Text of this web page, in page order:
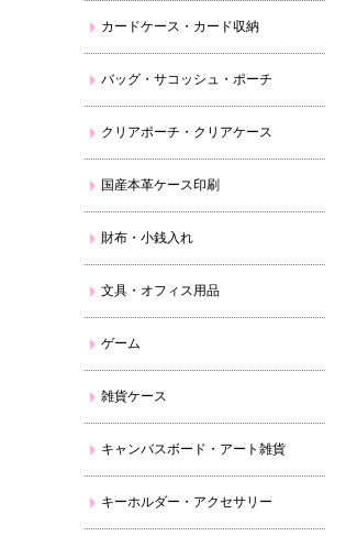
カードケース・カード収納
バッグ・サコッシュ・ポーチ
クリアポーチ・クリアケース
国産本革ケース印刷
財布・小銭入れ
文具・オフィス用品
ゲーム
雑貨ケース
キャンバスボード・アート雑貨
キーホルダー・アクセサリー